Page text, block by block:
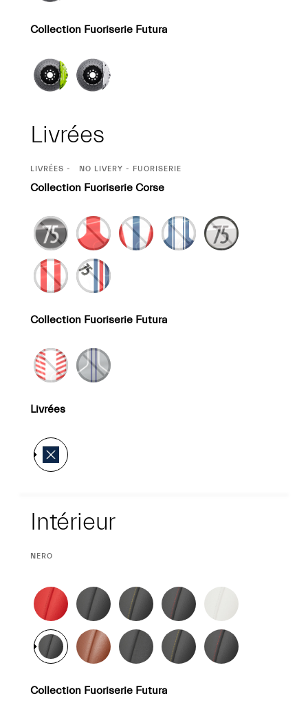
Collection Fuoriserie Futura
Livrées
SÉLECTION
LIVRÉES NO LIVERY - FUORISERIE
Collection Fuoriserie Corse
Collection Fuoriserie Futura
Livrées
Intérieur
Intérieur
SÉLECTION
NERO
Collection Fuoriserie Futura